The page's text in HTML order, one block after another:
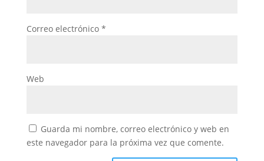
Correo electrónico *
Web
Guarda mi nombre, correo electrónico y web en
este navegador para la próxima vez que comente.